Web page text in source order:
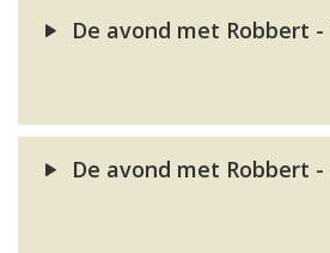
De avond met Robbert -
De avond met Robbert -